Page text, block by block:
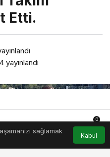
Etti.
yayınlandı
sağlamak
Kabul
Hesabım Bildirimler
0